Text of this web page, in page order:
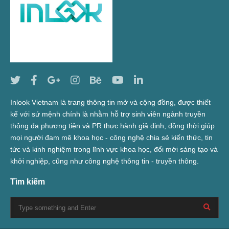
Inlook Vietnam là trang thông tin mở và cộng đồng, được thiết
kế với sứ mệnh chính là nhằm hỗ trợ sinh viên ngành truyền
thông đa phương tiện và PR thực hành giả định, đồng thời giúp
mọi người đam mê khoa học - công nghệ chia sẻ kiến thức, tin
tức và kinh nghiệm trong lĩnh vực khoa học, đổi mới sáng tạo và
khởi nghiệp, cũng như công nghệ thông tin - truyền thông.
Tìm kiếm